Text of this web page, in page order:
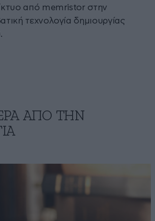
από memristor στην
τεχνολογία δημιουργίας
ΑΠΟ ΤΗΝ